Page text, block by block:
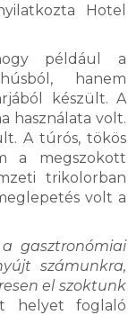
Hotel
például a
hanem
készült. A
használata volt.
A túrós, tökös
a megszokott
trikolorban
volt a
gasztronómiai
számunkra,
el szoktunk
helyet foglaló